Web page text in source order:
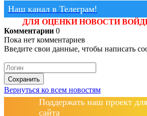
Наш канал в Телеграм!
ДЛЯ ОЦЕНКИ НОВОСТИ
Комментарии 0
Пока нет комментариев
Введите свои данные, чтобы написать
Сохранить
Вернуться ко всем новостям
Поддержать наш проект
сайта